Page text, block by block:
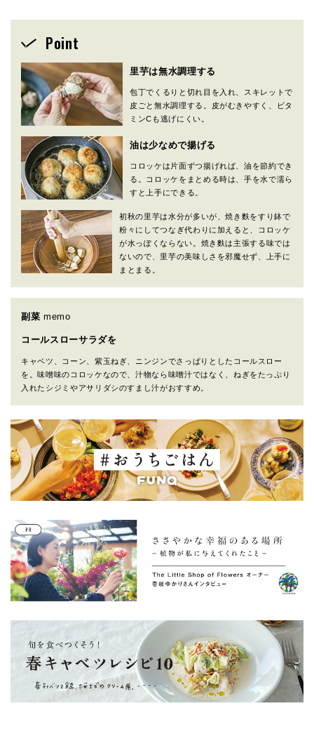
Point
里芋は無水調理する
包丁でくるりと切れ目を入れ、スキレットで
皮ごと無水調理する。皮がむきやすく、ビタ
ミンCも逃げにくい。
油は少なめで揚げる
コロッケは片面ずつ揚げれば、油を節約でき
る。コロッケをまとめる時は、手を水で濡ら
すと上手にできる。
初秋の里芋は水分が多いが、焼き麩をすり鉢で
粉々にしてつなぎ代わりに加えると、コロッケ
が水っぽくならない。焼き麩は主張する味では
ないので、里芋の美味しさを邪魔せず、上手に
まとまる。
副菜 memo
コールスローサラダを
キャベツ、コーン、紫玉ねぎ、ニンジンでさっぱりとしたコールスロー
を。味噌味のコロッケなので、汁物なら味噌汁ではなく、ねぎをたっぷり
入れたシジミやアサリダシのすまし汁がおすすめ。